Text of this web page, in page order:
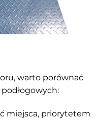
warto porównać
miejsca, priorytetem